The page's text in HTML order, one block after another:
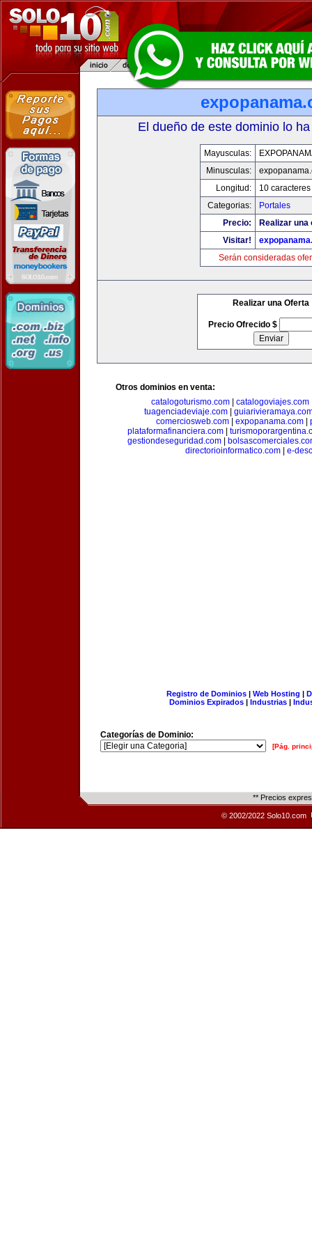
El dueño de este dominio lo
Mayusculas:
Minusculas:
Longitud:
10 caracteres
Categorias:
Portales
Precio:
Realizar una
Visitar!
Serán consideradas
Realizar una Oferta
Precio Ofrecido $
Otros dominios en venta:
catalogoturismo.com
catalogoviajes.com
tuagenciadeviaje.com|
comerciosweb.com
expopanama.com
plataformafinanciera.com
gestiondeseguridad.com
directorioinformatico.com
e-
Registro de Dominios| Web Hosting |
Dominios Expirados | Industrias |
Categorías de Dominio:
[Pág.
** Precios
© 2002/2022 Solo10.com